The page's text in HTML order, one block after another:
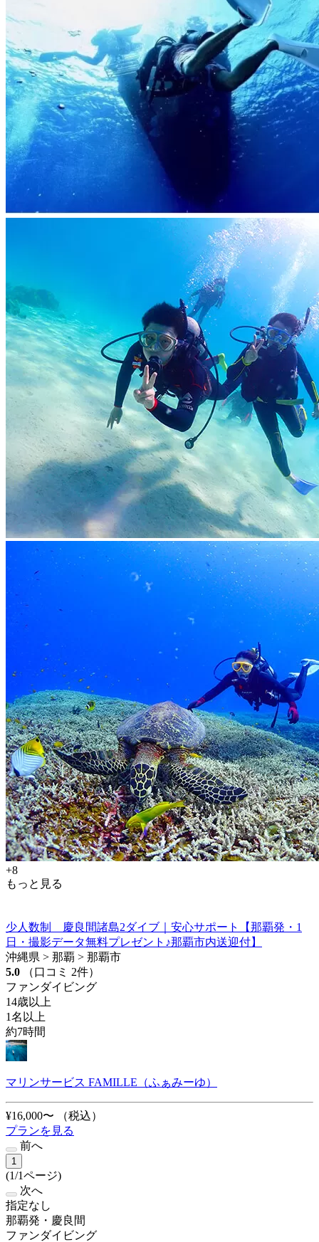
+8
もっと見る
少人数制 慶良間諸島2ダイブ｜安心サポート【那覇発・1
日・撮影データ無料プレゼント♪那覇市内送迎付】
沖縄県 > 那覇 > 那覇市
5.0
（口コミ 2件）
ファンダイビング
14歳以上
1名以上
約7時間
マリンサービス FAMILLE（ふぁみーゆ）
¥16,000〜
（税込）
プランを見る
前へ
1
(1/1ページ)
次へ
指定なし
那覇発・慶良間
ファンダイビング